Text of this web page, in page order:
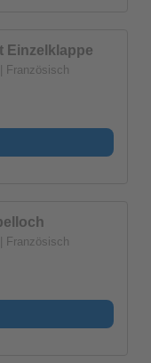
Einzelklappe
Französisch
Französisch